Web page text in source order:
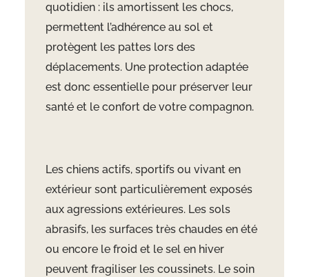
quotidien : ils amortissent les chocs,
permettent l’adhérence au sol et
protègent les pattes lors des
déplacements. Une protection adaptée
est donc essentielle pour préserver leur
santé et le confort de votre compagnon.
Les chiens actifs, sportifs ou vivant en
extérieur sont particulièrement exposés
aux agressions extérieures. Les sols
abrasifs, les surfaces très chaudes en été
ou encore le froid et le sel en hiver
peuvent fragiliser les coussinets. Le soin